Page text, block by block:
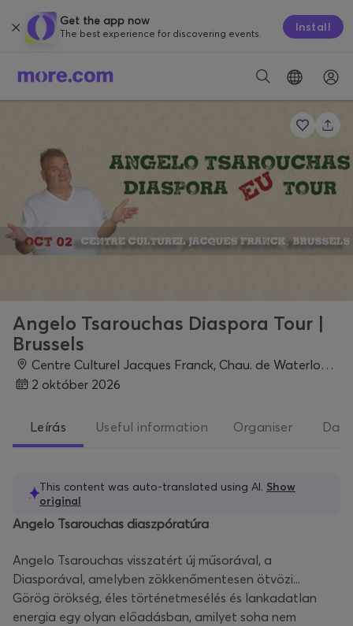
Get the app now
The best experience for discovering events. Install
Angelo Tsarouchas Diaspora Tour |
Brussels
Centre Culturel Jacques Franck, Chau. de Waterloo 94, 1060 Saint-Gilles, Belgique, Brussels
2 október 2026
Leírás Useful information Organiser
This content was auto-translated using AI. Show
original
Angelo Tsarouchas diaszpóratúra
Angelo Tsarouchas visszatért új műsorával, a
Diasporával, amelyben zökkenőmentesen ötvözi...
Görög örökség, éles történetmesélés és lankadatlan
energia egy olyan előadásban, amilyet soha nem